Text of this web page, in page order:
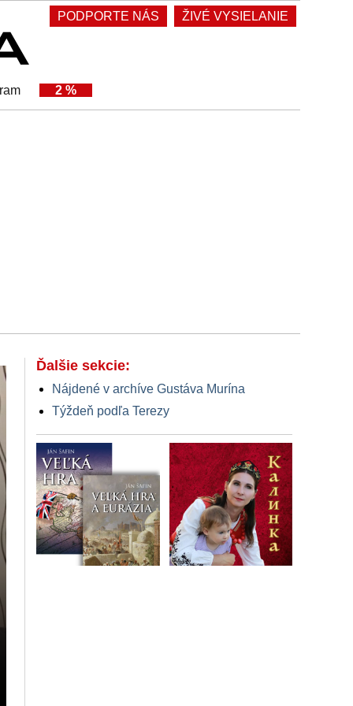
PODPORTE NÁS ŽIVÉ VYSIELANIE
2 %
Ďalšie sekcie:
Nájdené v archíve Gustáva Murína
Týždeň podľa Terezy